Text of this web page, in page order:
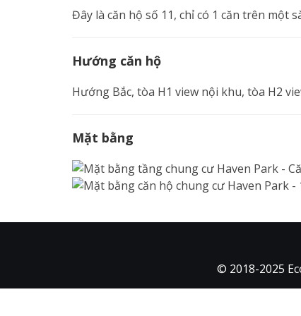
Đây là căn hộ số 11, chỉ có 1 căn trên một
Hướng căn hộ
Hướng Bắc, tòa H1 view nội khu, tòa H2
Mặt bằng
© 2018-2025